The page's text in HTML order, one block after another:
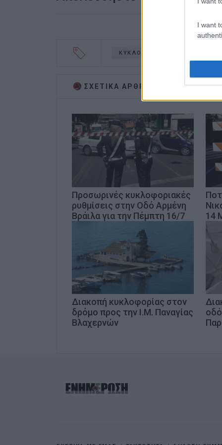
I want
ΚΥΚΛΟΦΟΡΙΑΚΕΣ ΡΥΘΜΙΣΕΙΣ
ΣΧΕΤΙΚA AΡΘΡΑ
Προσωρινές κυκλοφοριακές
ρυθμίσεις στην Οδό Αρμένη
Βράιλα για την Πέμπτη 16/7
14
Διακοπή κυκλοφορίας στον
δρόμο προς την Ι.Μ. Παναγίας
Βλαχερνών